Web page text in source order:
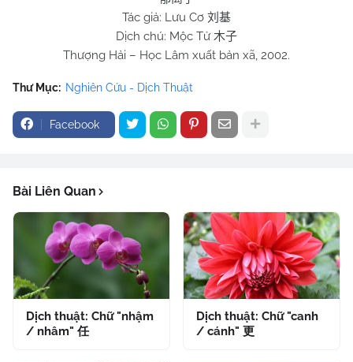
Tác giả: Lưu Cơ 刘基
Dịch chú: Mộc Tử 木子
Thượng Hải – Học Lâm xuất bản xã, 2002.
Thư Mục: Nghiên Cứu - Dịch Thuật
Facebook
Bài Liên Quan
Dịch thuật: Chữ "nhậm
/ nhâm" 任
Dịch thuật: Chữ "canh
/ cánh" 更